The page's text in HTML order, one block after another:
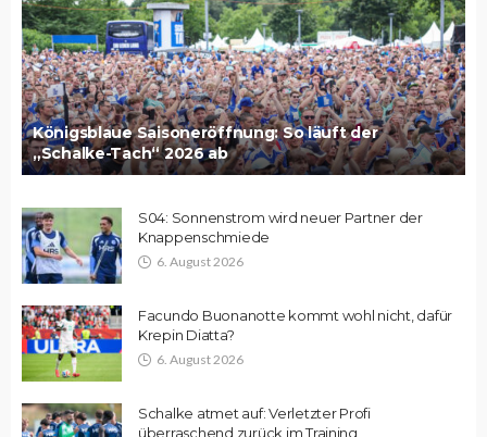
Königsblaue Saisoneröffnung: So läuft der
„Schalke-Tach“ 2026 ab
S04: Sonnenstrom wird neuer Partner der
Knappenschmiede
6. August 2026
Facundo Buonanotte kommt wohl nicht, dafür
Krepin Diatta?
6. August 2026
Schalke atmet auf: Verletzter Profi
überraschend zurück im Training